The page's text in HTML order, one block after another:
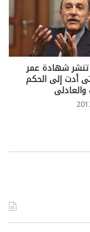
شهادة عمر
أدت إلى الحكم